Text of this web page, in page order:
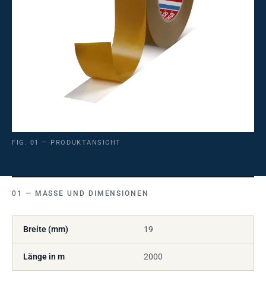
FIG. 01 — PRODUKTANSICHT
MASSE UND DIMENSIONEN
Breite (mm) 19
Länge in m 2000